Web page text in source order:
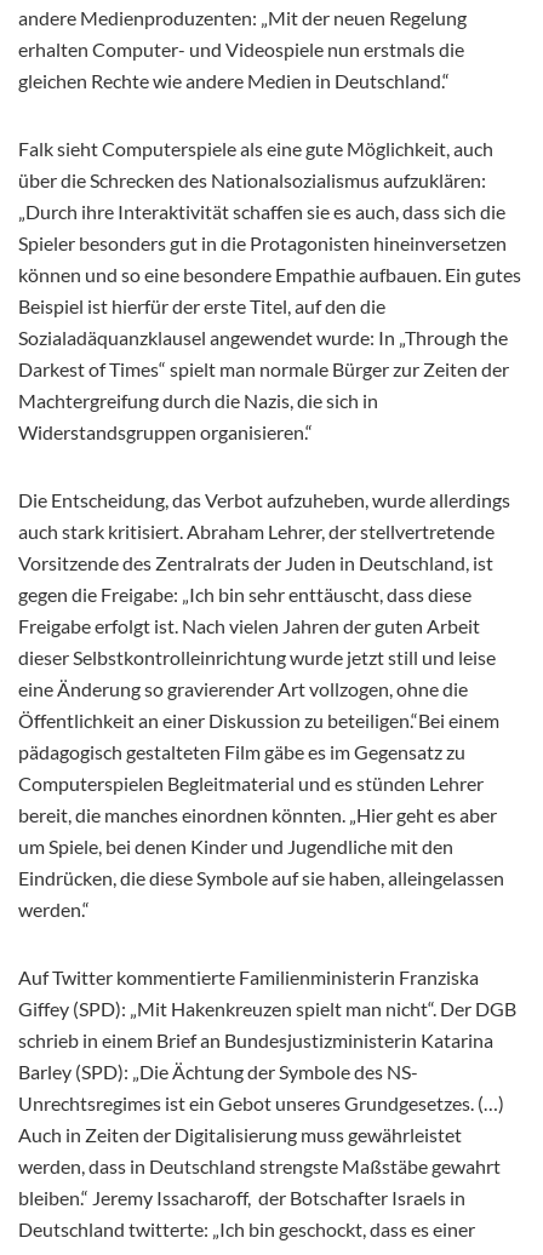
andere Medienproduzenten: „Mit der neuen Regelung
erhalten Computer- und Videospiele nun erstmals die
gleichen Rechte wie andere Medien in Deutschland.“
Falk sieht Computerspiele als eine gute Möglichkeit, auch
über die Schrecken des Nationalsozialismus aufzuklären:
„Durch ihre Interaktivität schaffen sie es auch, dass sich die
Spieler besonders gut in die Protagonisten hineinversetzen
können und so eine besondere Empathie aufbauen. Ein gutes
Beispiel ist hierfür der erste Titel, auf den die
Sozialadäquanzklausel angewendet wurde: In „Through the
Darkest of Times“ spielt man normale Bürger zur Zeiten der
Machtergreifung durch die Nazis, die sich in
Widerstandsgruppen organisieren.“
Die Entscheidung, das Verbot aufzuheben, wurde allerdings
auch stark kritisiert. Abraham Lehrer, der stellvertretende
Vorsitzende des Zentralrats der Juden in Deutschland, ist
gegen die Freigabe: „Ich bin sehr enttäuscht, dass diese
Freigabe erfolgt ist. Nach vielen Jahren der guten Arbeit
dieser Selbstkontrolleinrichtung wurde jetzt still und leise
eine Änderung so gravierender Art vollzogen, ohne die
Öffentlichkeit an einer Diskussion zu beteiligen.“Bei einem
pädagogisch gestalteten Film gäbe es im Gegensatz zu
Computerspielen Begleitmaterial und es stünden Lehrer
bereit, die manches einordnen könnten. „Hier geht es aber
um Spiele, bei denen Kinder und Jugendliche mit den
Eindrücken, die diese Symbole auf sie haben, alleingelassen
werden.“
Auf Twitter kommentierte Familienministerin Franziska
Giffey (SPD): „Mit Hakenkreuzen spielt man nicht“. Der DGB
schrieb in einem Brief an Bundesjustizministerin Katarina
Barley (SPD): „Die Ächtung der Symbole des NS-
Unrechtsregimes ist ein Gebot unseres Grundgesetzes. (…)
Auch in Zeiten der Digitalisierung muss gewährleistet
werden, dass in Deutschland strengste Maßstäbe gewahrt
bleiben.“ Jeremy Issacharoff, der Botschafter Israels in
Deutschland twitterte: „Ich bin geschockt, dass es einer